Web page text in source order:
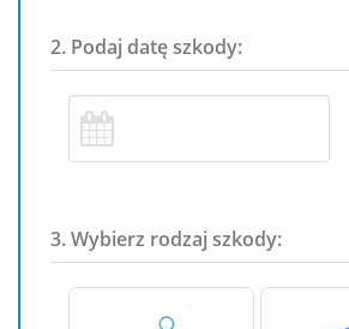
2. Podaj datę szkody:
3. Wybierz rodzaj szkody: